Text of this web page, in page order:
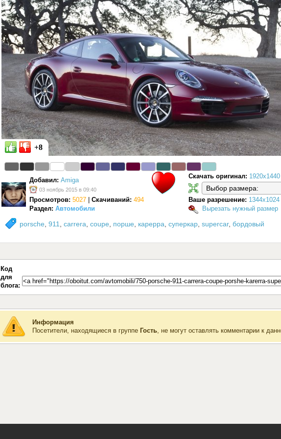
porsche 911 carrera coupe порше карерра суперкар supercar, бордовый
Добавил: Amiga
03 ноябрь 2015 в 09:40
Просмотров: 5027 Скачиваний: 494
+8
Скачать оригинал: 1920x1440
Ваше разрешение: 1344x1024
Вырезать нужный размер
Раздел: Автомобили
Код
для
блога:
Информация
Посетители, находящиеся в группе Гость, не могут оставлять комментарии к